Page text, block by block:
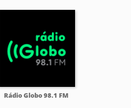
Rádio Globo 98.1 FM